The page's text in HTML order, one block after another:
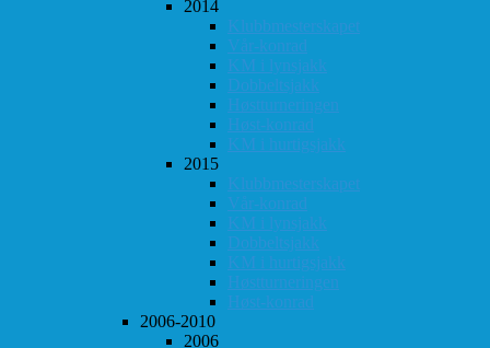
2014
Klubbmesterskapet
Vår-konrad
KM i lynsjakk
Dobbeltsjakk
Høstturneringen
Høst-konrad
KM i hurtigsjakk
2015
Klubbmesterskapet
Vår-konrad
KM i lynsjakk
Dobbeltsjakk
KM i hurtigsjakk
Høstturneringen
Høst-konrad
2006-2010
2006